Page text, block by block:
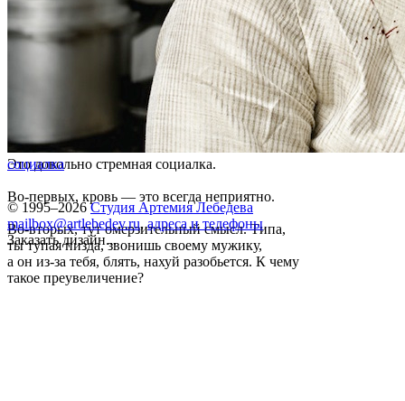
Это довольно стремная социалка.
Во-первых, кровь — это всегда неприятно.
Во-вторых, тут омерзительный смысл. Типа,
ты тупая пизда, звонишь своему мужику,
а он из-за тебя, блять, нахуй разобьется. К чему
такое преувеличение?
социалка
© 1995–2026 Студия Артемия Лебедева
mailbox@artlebedev.ru, адреса и телефоны
Заказать дизайн...